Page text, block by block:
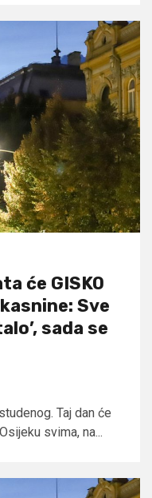
će GISKO
Sve
sada se
Taj dan će
svima, na...